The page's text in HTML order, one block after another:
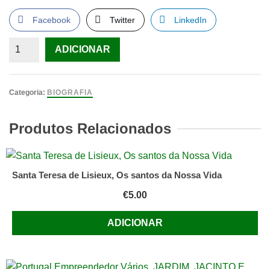
Facebook Twitter LinkedIn
Quantidade
To
José
Saramago
ADICIONAR
Categoria: BIOGRAFIA
Produtos Relacionados
Santa Teresa de Lisieux, Os santos da Nossa Vida
€5.00
ADICIONAR